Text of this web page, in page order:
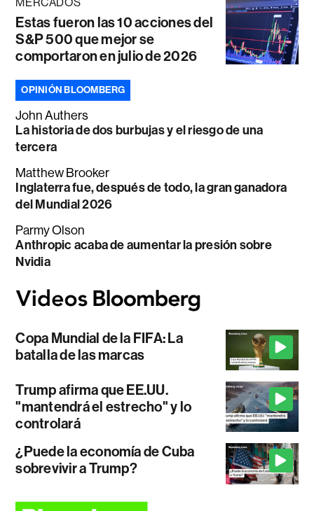
Estas fueron las 10 acciones del
S&P 500 que mejor se
comportaron en julio de 2026
OPINIÓN BLOOMBERG
John Authers
La historia de dos burbujas y el riesgo de una
tercera
Matthew Brooker
Inglaterra fue, después de todo, la gran ganadora
del Mundial 2026
Parmy Olson
Anthropic acaba de aumentar la presión sobre
Nvidia
Copa Mundial de la FIFA: La
batalla de las marcas
Trump afirma que EE.UU.
"mantendrá el estrecho" y lo
controlará
¿Puede la economía de Cuba
sobrevivir a Trump?